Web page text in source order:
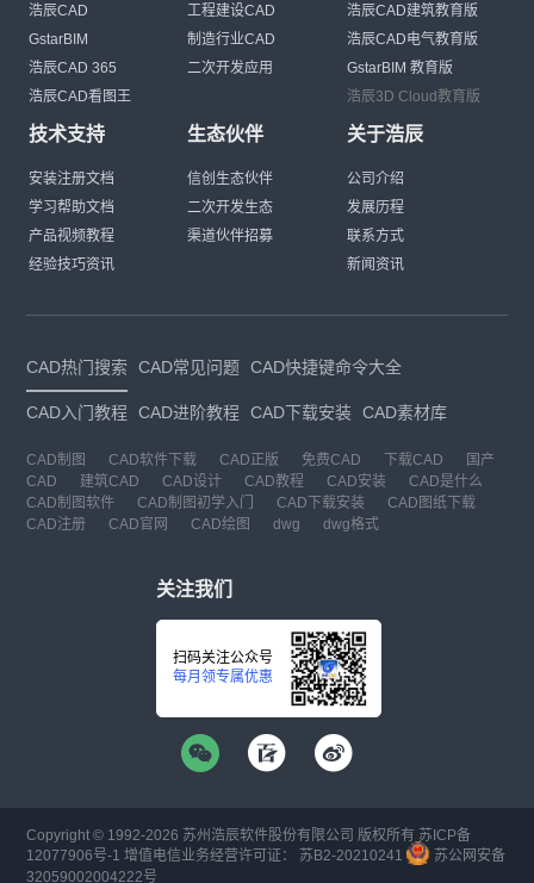
浩辰CAD
GstarBIM
浩辰CAD 365
浩辰CAD看图王
工程建设CAD
制造行业CAD
二次开发应用
浩辰CAD建筑教育版
浩辰CAD电气教育版
GstarBIM 教育版
浩辰3D Cloud教育版
技术支持
安装注册文档
学习帮助文档
产品视频教程
经验技巧资讯
生态伙伴
信创生态伙伴
二次开发生态
渠道伙伴招募
关于浩辰
公司介绍
发展历程
联系方式
新闻资讯
CAD热门搜索 CAD常见问题 CAD快捷键命令大全
CAD入门教程 CAD进阶教程 CAD下载安装 CAD素材库
CAD制图 CAD软件下载 CAD正版 免费CAD 下载CAD
国产
CAD
建筑CAD CAD设计 CAD教程 CAD安装
CAD是什么
CAD制图软件
CAD制图初学入门 CAD下载安装
CAD图纸下载
CAD注册
CAD官网 CAD绘图 dwg dwg格式
关注我们
扫码关注公众号
每月领专属优惠
Copyright © 1992-2026 苏州浩辰软件股份有限公司 版权所有 苏ICP备
12077906号-1 增值电信业务经营许可证： 苏B2-20210241
苏公网安备
32059002004222号